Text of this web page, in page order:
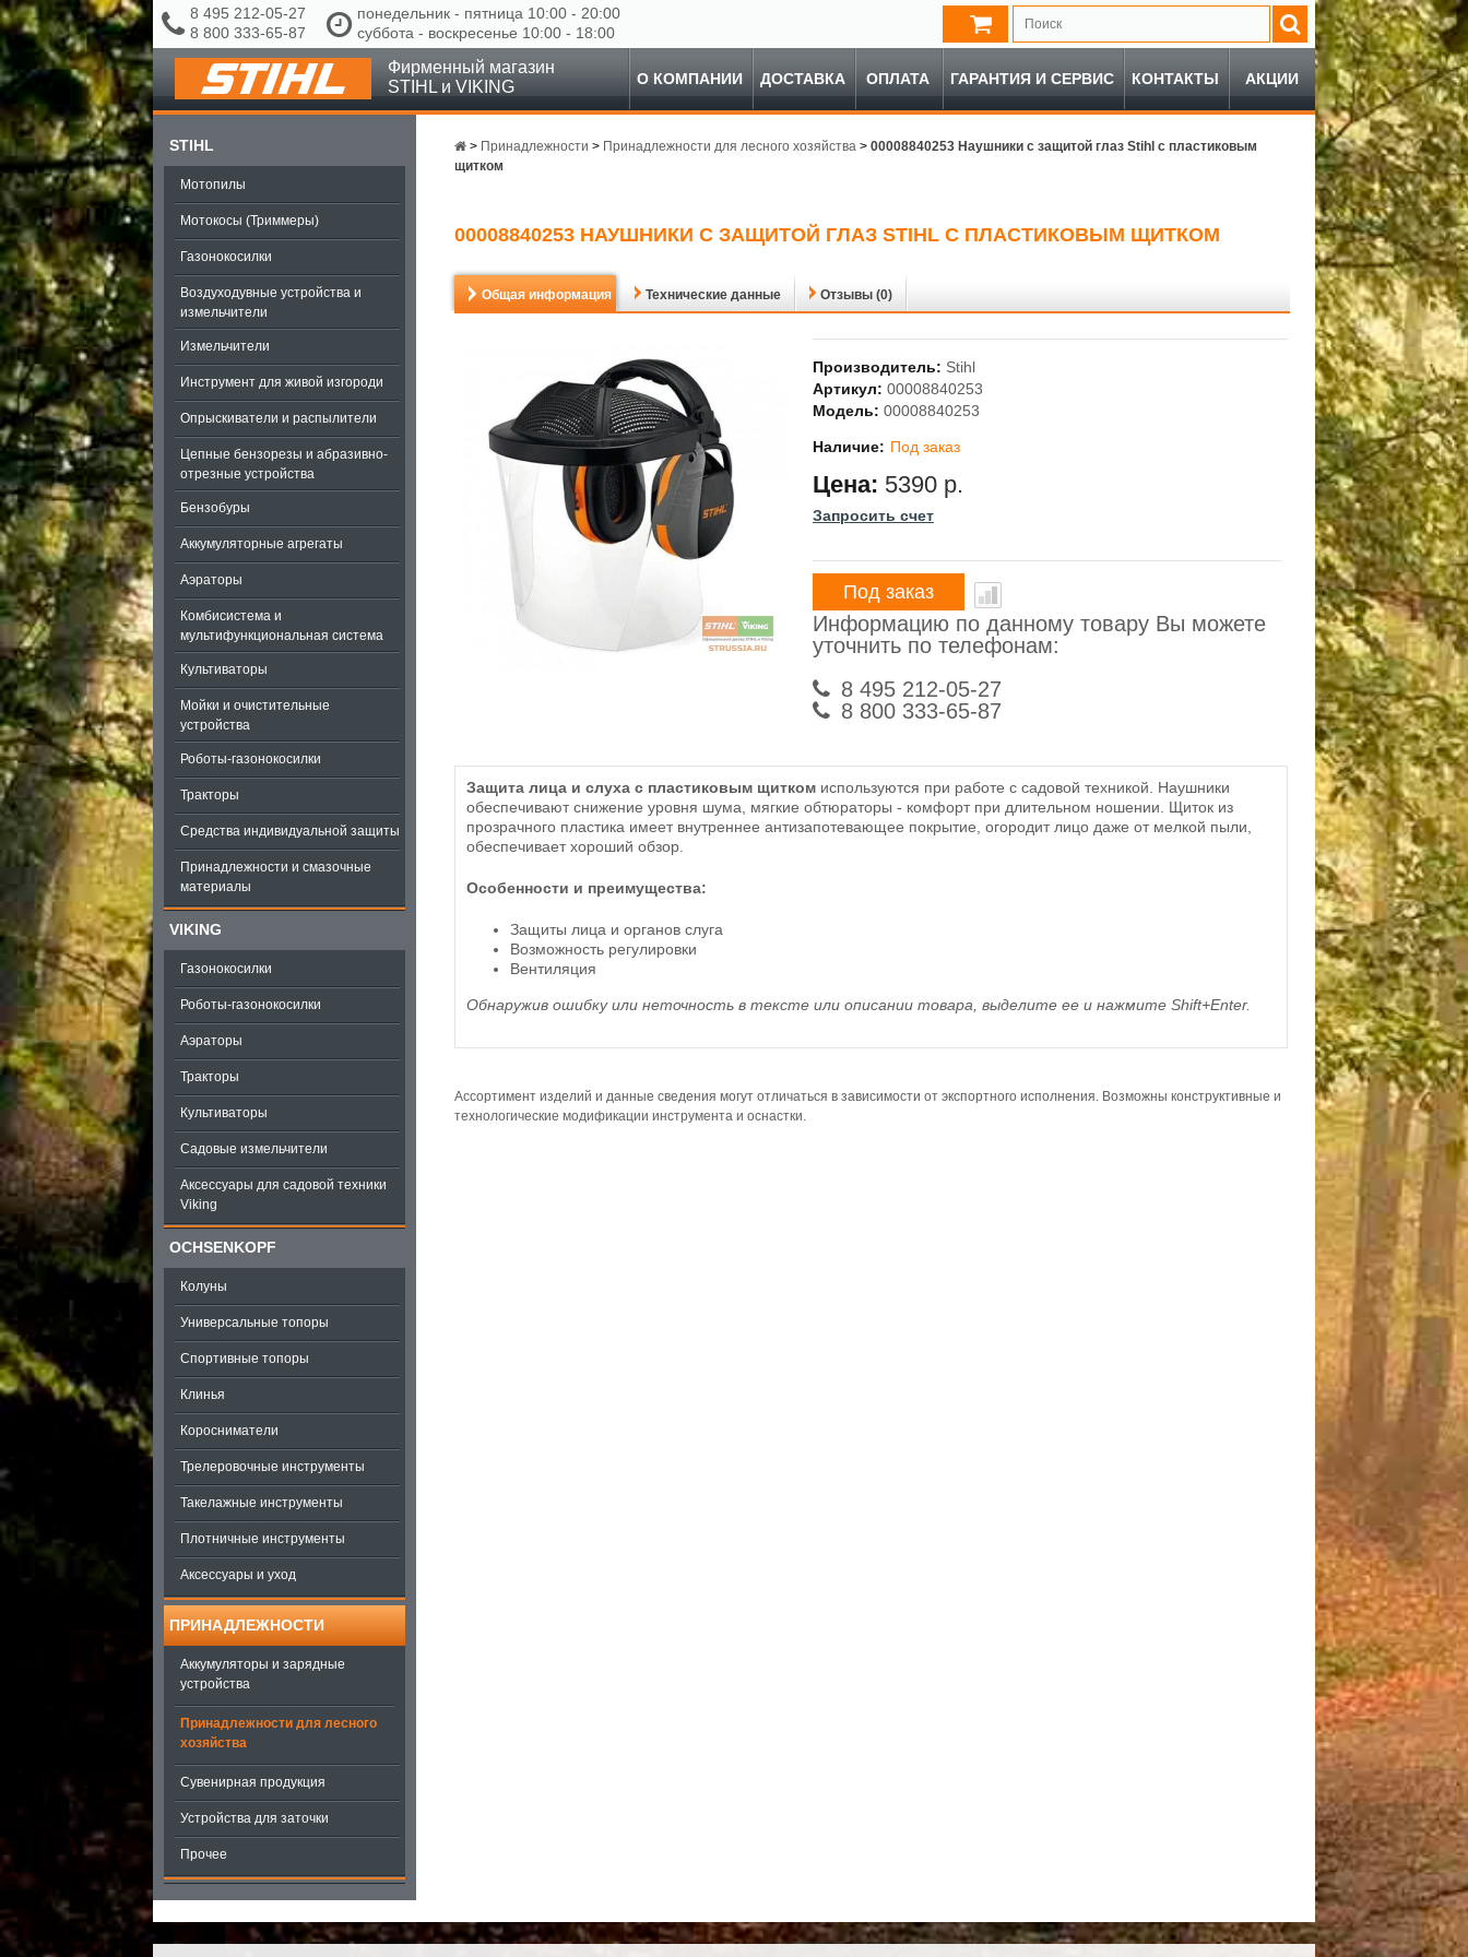
8 495 212-05-27
8 800 333-65-87
понедельник - пятница 10:00 - 20:00
суббота - воскресенье 10:00 - 18:00
Фирменный магазин
STIHL и VIKING
О КОМПАНИИ ДОСТАВКА ОПЛАТА ГАРАНТИЯ И СЕРВИС КОНТАКТЫ АКЦИИ
STIHL
Мотопилы
Мотокосы (Триммеры)
Газонокосилки
Воздуходувные устройства и
измельчители
Измельчители
Инструмент для живой изгороди
Опрыскиватели и распылители
Цепные бензорезы и абразивно-
отрезные устройства
Бензобуры
Аккумуляторные агрегаты
Аэраторы
Комбисистема и
мультифункциональная система
Культиваторы
Мойки и очистительные
устройства
Роботы-газонокосилки
Тракторы
Средства индивидуальной защиты
Принадлежности и смазочные
материалы
VIKING
Газонокосилки
Роботы-газонокосилки
Аэраторы
Тракторы
Культиваторы
Садовые измельчители
Аксессуары для садовой техники
Viking
OCHSENKOPF
Колуны
Универсальные топоры
Спортивные топоры
Клинья
Коросниматели
Трелеровочные инструменты
Такелажные инструменты
Плотничные инструменты
Аксессуары и уход
ПРИНАДЛЕЖНОСТИ
Аккумуляторы и зарядные
устройства
Принадлежности для лесного
хозяйства
Сувенирная продукция
Устройства для заточки
Прочее
> Принадлежности > Принадлежности для лесного хозяйства > 00008840253 Наушники с защитой глаз Stihl с пластиковым
щитком
00008840253 НАУШНИКИ С ЗАЩИТОЙ ГЛАЗ STIHL С ПЛАСТИКОВЫМ ЩИТКОМ
Общая информация Технические данные Отзывы (0)
Производитель: Stihl
Артикул: 00008840253
Модель: 00008840253
Наличие: Под заказ
Цена: 5390 р.
Запросить счет
Под заказ
Информацию по данному товару Вы можете
уточнить по телефонам:
8 495 212-05-27
8 800 333-65-87
Защита лица и слуха с пластиковым щитком используются при работе с садовой техникой. Наушники
обеспечивают снижение уровня шума, мягкие обтюраторы - комфорт при длительном ношении. Щиток из
прозрачного пластика имеет внутреннее антизапотевающее покрытие, огородит лицо даже от мелкой пыли,
обеспечивает хороший обзор.
Особенности и преимущества:
Защиты лица и органов слуга
Возможность регулировки
Вентиляция
Обнаружив ошибку или неточность в тексте или описании товара, выделите ее и нажмите Shift+Enter.
Ассортимент изделий и данные сведения могут отличаться в зависимости от экспортного исполнения. Возможны конструктивные и
технологические модификации инструмента и оснастки.